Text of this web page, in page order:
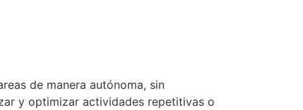
de manera autónoma, sin
y optimizar actividades repetitivas o